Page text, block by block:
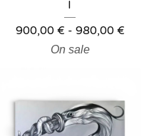
I
900,00 € - 980,00 €
On sale